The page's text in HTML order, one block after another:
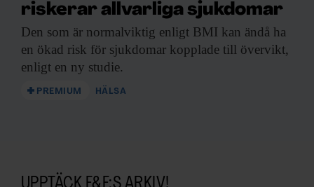
riskerar allvarliga sjukdomar
Den som är normalviktig enligt BMI kan ändå ha
en ökad risk för sjukdomar kopplade till övervikt,
enligt en ny studie.
PREMIUM HÄLSA